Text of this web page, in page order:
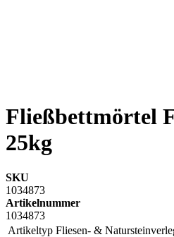
Fließbettmörtel
25kg
SKU
1034873
Artikelnummer
1034873
Artikeltyp Fliesen- &